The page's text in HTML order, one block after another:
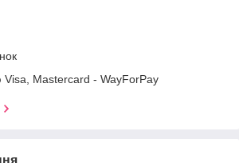
Visa, Mastercard - WayForPay